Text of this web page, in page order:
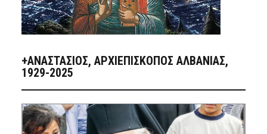
+ΑΝΑΣΤΆΣΙΟΣ, ΑΡΧΙΕΠΊΣΚΟΠΟΣ ΑΛΒΑΝΊΑΣ,
1929-2025